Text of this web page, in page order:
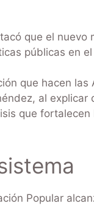
que el nuevo
públicas en el
que hacen las
al explicar
que fortalecen
Popular